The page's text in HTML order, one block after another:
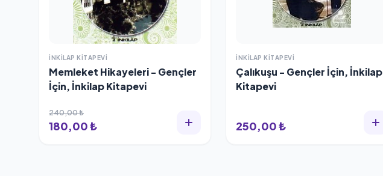
İNKILAP KITAPEVI
Memleket Hikayeleri - Gençler
İçin, İnkilap Kitapevi
240,00 ₺
180,00 ₺
İNKILAP KITAPEVI
Çalıkuşu - Gençler İçin, İnkilap
Kitapevi
250,00 ₺